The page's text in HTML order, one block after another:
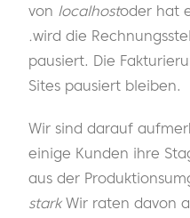
von localhostoder hat
.wird die
pausiert. Die
Sites pausiert bleiben.
Wir sind darauf
einige Kunden ihre
aus der
starkWir raten davon